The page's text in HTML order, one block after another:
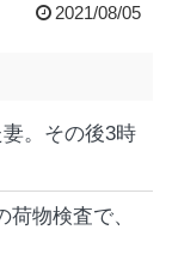
2021/08/05
。その後3時
物検査で、